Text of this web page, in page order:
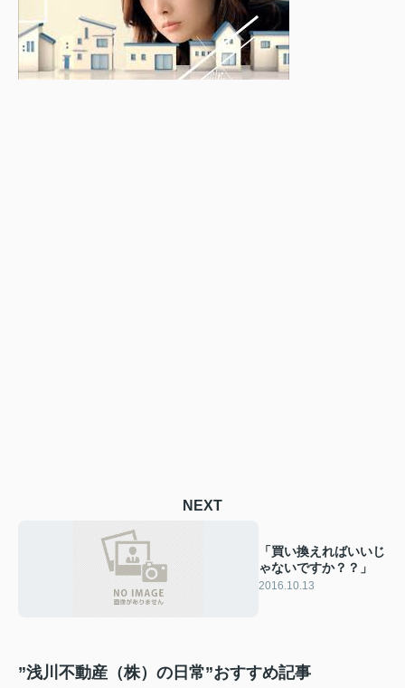
NEXT
「買い換えればいいじ
ゃないですか？？」
2016.10.13
”浅川不動産（株）の日常”おすすめ記事